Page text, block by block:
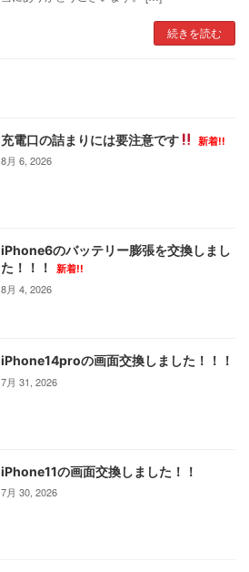
続きを読む
充電口の詰まりには要注意です 新着!!
8月 6, 2026
iPhone6のバッテリー膨張を交換しまし
た！！！
新着!!
8月 4, 2026
iPhone14proの画面交換しました！！！
7月 31, 2026
iPhone11の画面交換しました！！
7月 30, 2026